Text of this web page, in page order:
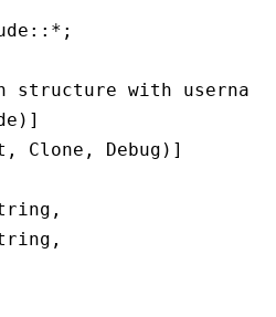
::* ;
with username
, Clone , Debug )]
,
,